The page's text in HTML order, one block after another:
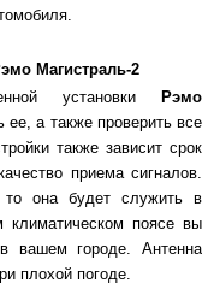
Магистраль-2
установки
Рэмо
ее, а также проверить все
также зависит срок
приема сигналов.
то она будет служить в
климатическом поясе вы
вашем городе. Антенна
плохой погоде.